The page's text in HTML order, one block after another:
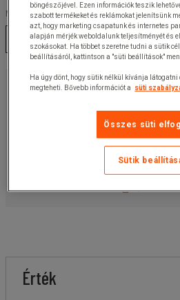
Méret :
M L XL XXL
24 860,00 Ft+ÁFA
Válasszon egy
Ez a termék jelenleg nem elérhető.
Érték
böngészőjével. Ezen információk teszik
szabott termékeket és reklámokat jelenítsünk
azt, hogy marketing csapatunk és internetes
alapján mérjék weboldalunk teljesítményét és
szokásokat. Ha többet szeretne tudni a sütik
beállításáról, kattintson a "süti beállítások"
Ha úgy dönt, hogy sütik nélkül kívánja
megteheti. Bővebb információt a
süti
Összes süti
Sütik